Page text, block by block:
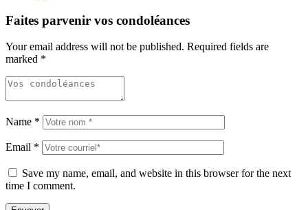
Faites parvenir vos condoléances
Your email address will not be published. Required fields are
marked *
Name *
Email *
Save my name, email, and website in this browser for the next
time I comment.